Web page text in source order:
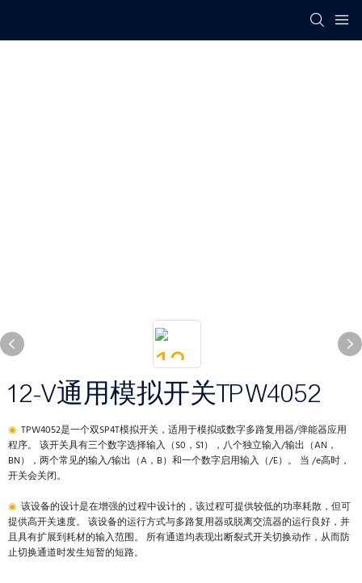
12-V通用模拟开关TPW4052
◉ TPW4052是一个双SP4T模拟开关，适用于模拟或数字多路复用器/弹能器应用
程序。 该开关具有三个数字选择输入（S0，S1），八个独立输入/输出（AN，
BN），两个常见的输入/输出（A，B）和一个数字启用输入（/E）。 当 /e高时，
开关会关闭。
◉ 该设备的设计是在增强的过程中设计的，该过程可提供较低的功率耗散，但可
提供高开关速度。 该设备的运行方式与多路复用器或脱离交流器的运行良好，并
且具有扩展到耗材的输入范围。 所有通道均表现出断裂式开关切换动作，从而防
止切换通道时发生短暂的短路。